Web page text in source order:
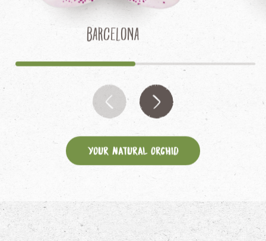
Barcelona
Your Natural Orchid